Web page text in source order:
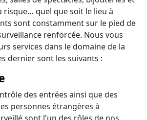
risque… quel que soit le lieu à
sont constamment sur le pied de
renforcée. Nous vous
services dans le domaine de la
dernier sont les suivants :
des entrées ainsi que des
personnes étrangères à